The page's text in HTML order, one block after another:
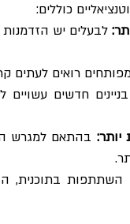
כוללים:
רואים לעתים
יותר: